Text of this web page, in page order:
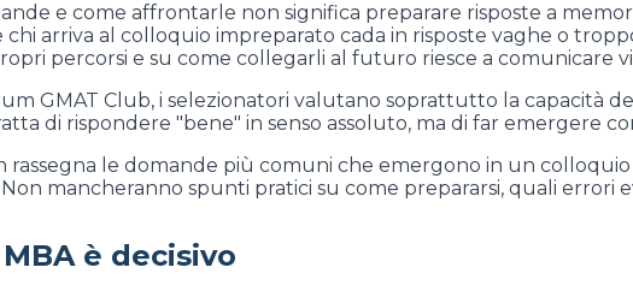
e come affrontarle non significa preparare risposte a
chi arriva al colloquio impreparato cada in risposte vaghe o
percorsi e su come collegarli al futuro riesce a comunicare
GMAT Club, i selezionatori valutano soprattutto la capacità
di rispondere "bene" in senso assoluto, ma di far emergere
rassegna le domande più comuni che emergono in un
mancheranno spunti pratici su come prepararsi, quali errori
è decisivo